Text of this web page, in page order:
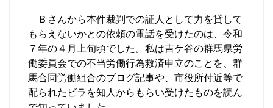
Ｂさんから本件裁判での証人として力を貸して
もらえないかとの依頼の電話を受けたのは、令和
７年の４月上旬頃でした。私は吉ケ谷の群馬県労
働委員会での不当労働行為救済申立のことを、群
馬合同労働組合のブログ記事や、市役所付近等で
配られたビラを知人からもらい受けたものを読ん